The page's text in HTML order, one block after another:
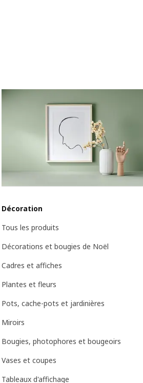
Décoration
Tous les produits
Décorations et bougies de Noël
Cadres et affiches
Plantes et fleurs
Pots, cache-pots et jardinières
Miroirs
Bougies, photophores et bougeoirs
Vases et coupes
Tableaux d'affichage